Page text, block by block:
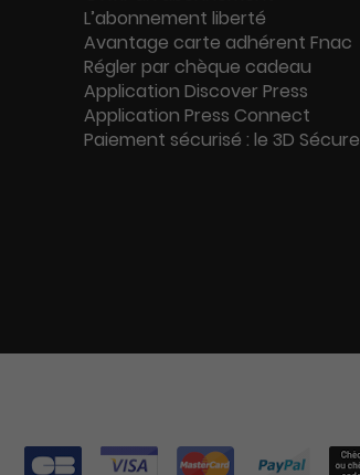
L’abonnement liberté
Avantage carte adhérent Fnac
Régler par chèque cadeau
Application Discover Press
Application Press Connect
Paiement sécurisé : le 3D Sécure